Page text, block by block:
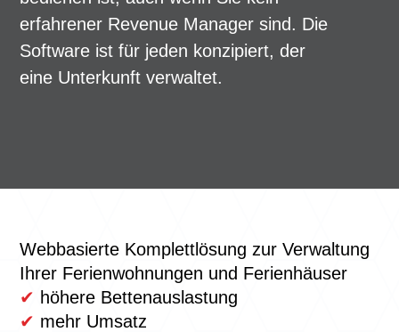
erfahrener Revenue Manager sind. Die
Software ist für jeden konzipiert, der
eine Unterkunft verwaltet.
Webbasierte Komplettlösung zur Verwaltung
Ihrer Ferienwohnungen und Ferienhäuser
✔ höhere Bettenauslastung
✔ mehr Umsatz